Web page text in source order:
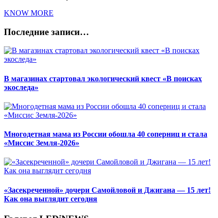
KNOW MORE
Последние записи…
В магазинах стартовал экологический квест «В поисках
экоследа»
Многодетная мама из России обошла 40 соперниц и стала
«Миссис Земля-2026»
«Засекреченной» дочери Самойловой и Джигана — 15 лет!
Как она выглядит сегодня